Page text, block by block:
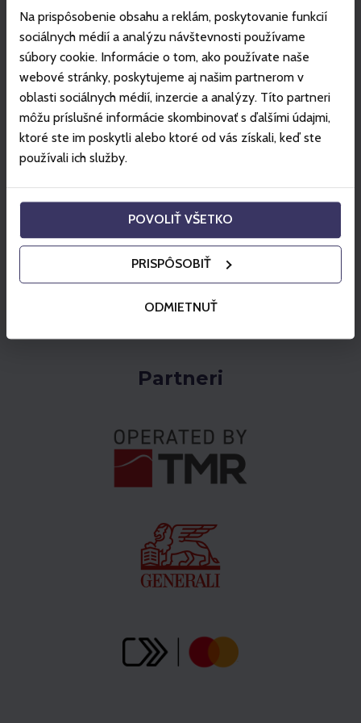
Na prispôsobenie obsahu a reklám, poskytovanie funkcií
sociálnych médií a analýzu návštevnosti používame
súbory cookie. Informácie o tom, ako používate naše
webové stránky, poskytujeme aj našim partnerom v
oblasti sociálnych médií, inzercie a analýzy. Títo partneri
môžu príslušné informácie skombinovať s ďalšími údajmi,
ktoré ste im poskytli alebo ktoré od vás získali, keď ste
používali ich služby.
POVOLIŤ VŠETKO
PRISPÔSOBIŤ
ODMIETNUŤ
Dospelí do 27 rokov po preukázaní študentskej zľavy
môžu využiť zľavnený študentský skipas.
Za storno skipasov sa účtuje poplatok: 1 EUR, pokiaľ je
storno realizované deň vopred (deň pred začiatkom
platnosti služby) alebo 5 EUR, pokiaľ je storno
nevyužitého skipasu realizované v prvý deň platnosti
služby do 11:59 hod.
Všeobecné obchodné podmienky
Zobraziť viac
Využitie na miestach
Muttereralm Innsbruck
Partneri